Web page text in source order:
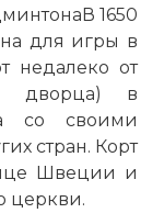
1650
для игры в
недалеко от
дворца) в
со своими
стран. Корт
Швеции и
церкви.